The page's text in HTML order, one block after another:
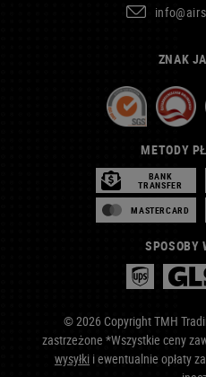
ZNAK
METODY
BANK
TRANSFER
MASTERCARD
SPOSOBY
© 2026 Copyright TMH
zastrzeżone *Wszystkie ceny
wysyłki i ewentualnie opłaty